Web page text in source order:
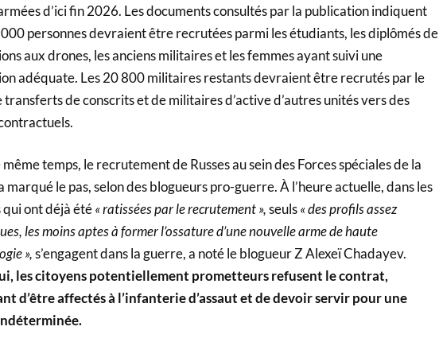
d’ici fin 2026. Les documents consultés par la publication indiquent
personnes devraient être recrutées parmi les étudiants, les diplômés de
aux drones, les anciens militaires et les femmes ayant suivi une
adéquate. Les 20 800 militaires restants devraient être recrutés par le
transferts de conscrits et de militaires d’active d’autres unités vers des
même temps, le recrutement de Russes au sein des Forces spéciales de la
marqué le pas, selon des blogueurs pro-guerre. À l’heure actuelle, dans les
qui ont déjà été« ratissées par le recrutement »,seuls« des profils assez
les moins aptes à former l’ossature d’une nouvelle arme de haute
»,s’engagent dans la guerre, a noté le blogueur Z Alexeï Chadayev.
les citoyens potentiellement prometteurs refusent le contrat,
d’être affectés à l’infanterie d’assaut et de devoir servir pour une